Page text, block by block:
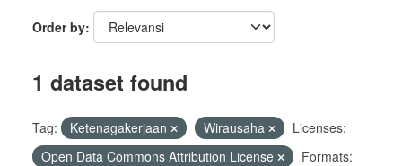
Order by
1 dataset found
Tag: Ketenagakerjaan Wirausaha
Licenses:
Open Data Commons Attribution License
Formats: